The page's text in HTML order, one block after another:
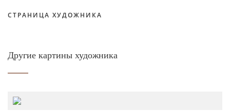
СТРАНИЦА ХУДОЖНИКА
Другие картины художника